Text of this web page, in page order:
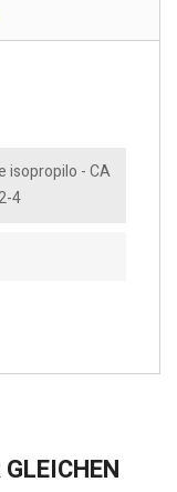
isopropilo - CA
4